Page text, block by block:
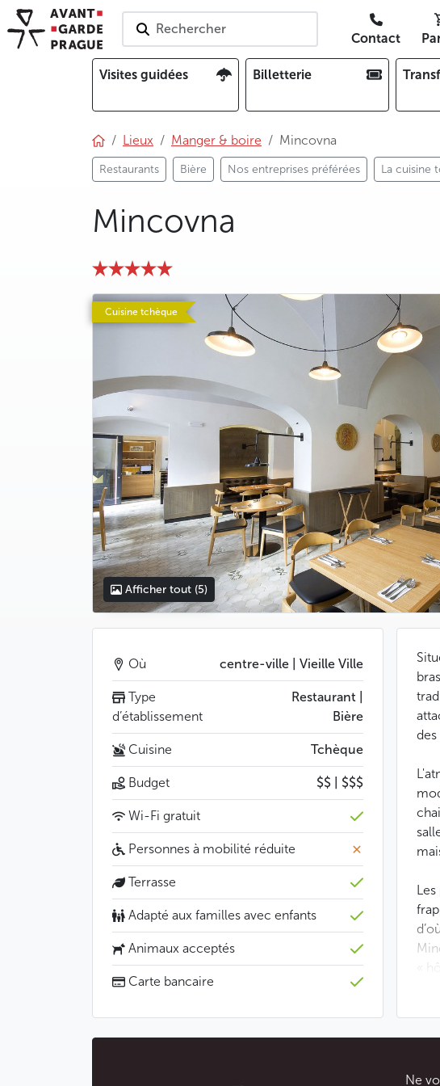
Rechercher
Contact
Visites guidées Billetterie
Lieux Manger & boire Mincovna
Restaurants Bière Nos entreprises préférées La cuisine
Mincovna
Cuisine tchèque
photo 5
Afficher tout (5)
«
Où centre-ville | Vieille Ville
Type
d’établissement
Restaurant |
Bière
Cuisine Tchèque
Budget $$ | $$$
Wi-Fi gratuit
Personnes à mobilité réduite
Terrasse
Adapté aux familles avec enfants
Animaux acceptés
Carte bancaire
Ne